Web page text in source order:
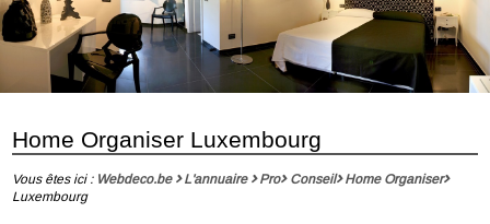
Home Organiser Luxembourg
Vous êtes ici : Webdeco.be L'annuaire Pro Conseil Home Organiser
Luxembourg